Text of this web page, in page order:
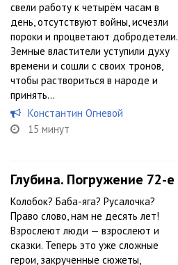
свели работу к четырём часам в
день, отсутствуют войны, исчезли
пороки и процветают добродетели.
Земные властители уступили духу
времени и сошли с своих тронов,
чтобы раствориться в народе и
принять...
Константин Огневой
15 минут
Глубина. Погружение 72-е
Колобок? Баба-яга? Русалочка?
Право слово, нам не десять лет!
Взрослеют люди — взрослеют и
сказки. Теперь это уже сложные
герои, закрученные сюжеты,